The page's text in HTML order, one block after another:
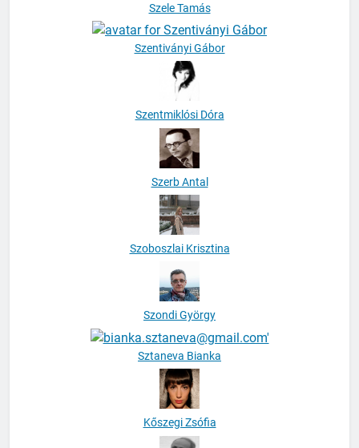
Szele Tamás
Szentiványi Gábor
Szentmiklósi Dóra
Szerb Antal
Szoboszlai Krisztina
Szondi György
Sztaneva Bianka
Kőszegi Zsófia